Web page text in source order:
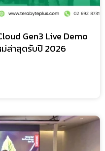
Gen3 Live Demo
ล่าสุดรับปี 2026